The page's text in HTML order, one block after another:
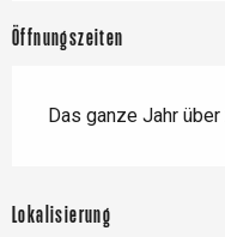
Öffnungszeiten
Das ganze Jahr
Lokalisierung